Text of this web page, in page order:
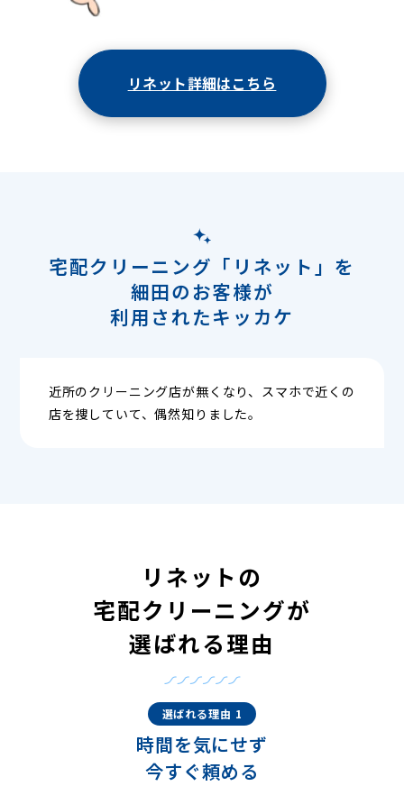
リネット詳細はこちら
宅配クリーニング「リネット」を
細田のお客様が
利用されたキッカケ
近所のクリーニング店が無くなり、スマホで近くの
店を捜していて、偶然知りました。
リネットの
宅配クリーニングが
選ばれる理由
選ばれる理由 1
時間を気にせず
今すぐ頼める